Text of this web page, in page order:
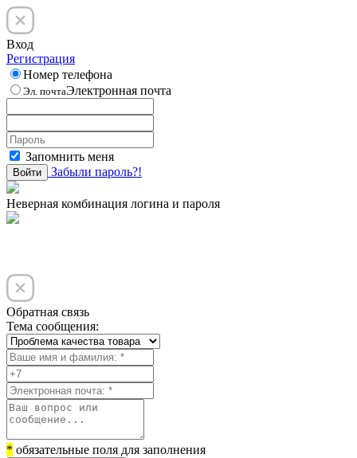
Вход
Регистрация
Номер телефона
Эл. почтаЭлектронная почта
Запомнить меня
Войти Забыли пароль?!
Неверная комбинация логина и пароля
Обратная связь
Тема сообщения:
* обязательные поля для заполнения